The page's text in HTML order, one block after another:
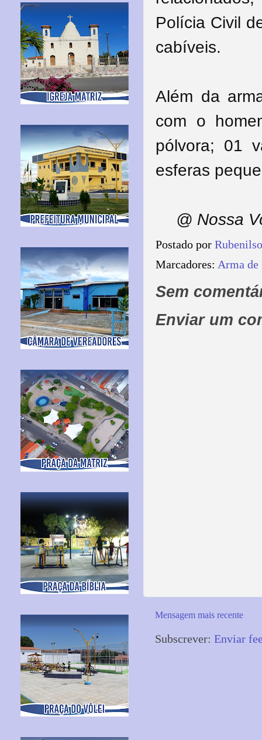
Polícia Civil
cabíveis.
Além da
com o
pólvora; 01
esferas
@ Nossa
Postado por
Marcadores: Arma de
Sem
Enviar um
Mensagem mais recente
Subscrever: Enviar